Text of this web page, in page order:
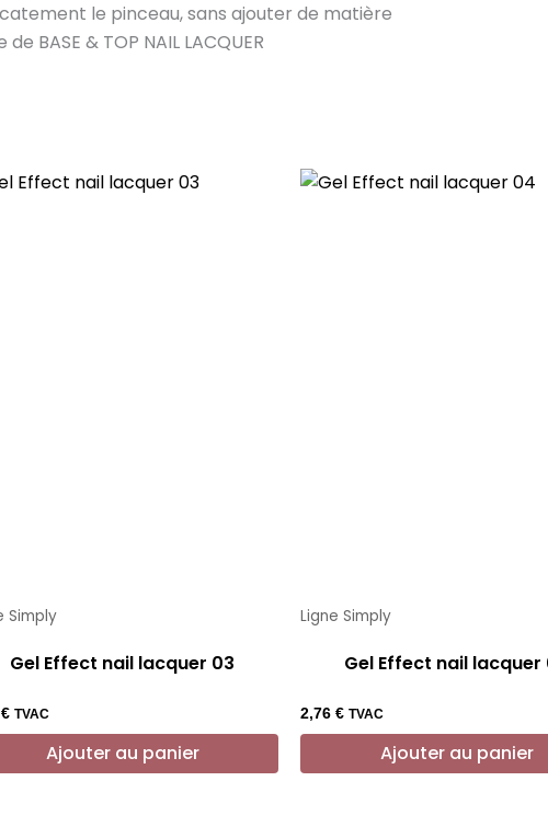
le pinceau, sans ajouter de matière
BASE & TOP NAIL LACQUER
Simply
Gel Effect nail lacquer 03
€ TVAC
Ajouter au panier
Ligne Simply
Gel Effect nail lacquer
2,76 € TVAC
Ajouter au panier